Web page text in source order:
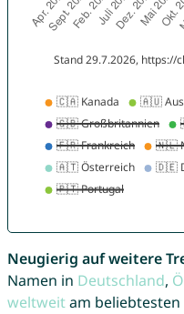
Neugierig auf weitere
Namen in Deutschland,
weltweitam beliebtesten